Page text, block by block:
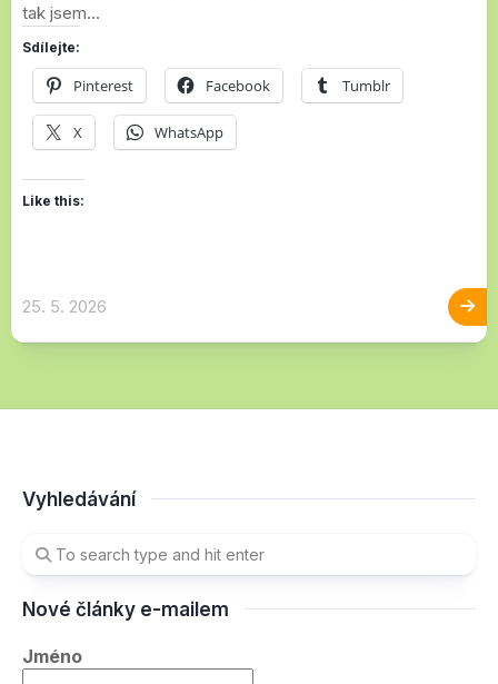
tak jsem...
Sdílejte:
Pinterest Facebook Tumblr
X WhatsApp
Like this:
25. 5. 2026
Vyhledávání
Nové články e-mailem
Jméno